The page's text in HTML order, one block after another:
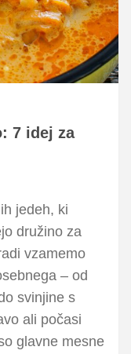
7 idej za
jedeh, ki
družino za
vzamemo
– od
svinjine s
ali počasi
glavne mesne